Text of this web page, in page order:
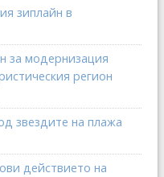
зиплайн в
за модернизация
регион
звездите на плажа
действието на